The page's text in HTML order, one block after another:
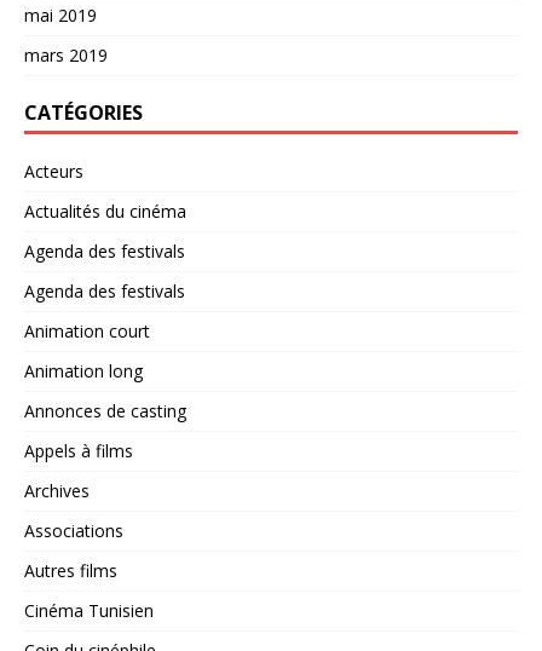
mai 2019
mars 2019
CATÉGORIES
Acteurs
Actualités du cinéma
Agenda des festivals
Agenda des festivals
Animation court
Animation long
Annonces de casting
Appels à films
Archives
Associations
Autres films
Cinéma Tunisien